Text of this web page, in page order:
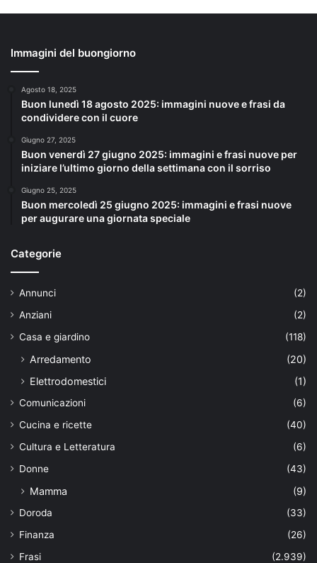
Immagini del buongiorno
Agosto 18, 2025
Buon lunedì 18 agosto 2025: immagini nuove e frasi da
condividere con il cuore
Giugno 27, 2025
Buon venerdì 27 giugno 2025: immagini e frasi nuove per
iniziare l’ultimo giorno della settimana con il sorriso
Giugno 25, 2025
Buon mercoledì 25 giugno 2025: immagini e frasi nuove
per augurare una giornata speciale
Categorie
Annunci
(2)
Anziani
(2)
Casa e giardino
(118)
Arredamento
(20)
Elettrodomestici
(1)
Comunicazioni
(6)
Cucina e ricette
(40)
Cultura e Letteratura
(6)
Donne
(43)
Mamma (9)
Doroda
(33)
Finanza
(26)
Frasi
(2.939)